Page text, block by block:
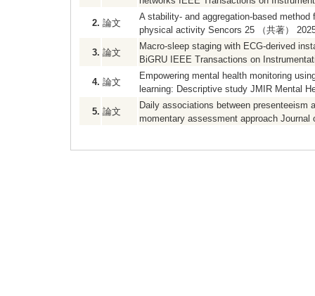
2. 論文
A stability- and aggregation-based
physical activity Sencors 25 （共著）
3. 論文
Macro-sleep staging with ECG-derived
BiGRU IEEE Transactions on
4. 論文
Empowering mental health monitoring
learning: Descriptive study JMIR Mental
5. 論文
Daily associations between presenteeism
momentary assessment approach